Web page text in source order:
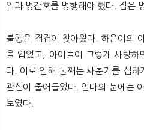
일과 병간호를 병행해야 했다. 잠은
불행은 겹겹이 찾아왔다. 하은이의
을 입었고, 아이들이 그렇게 사랑하
다. 이로 인해 둘째는 사춘기를 심
관심이 줄어들었다. 엄마의 눈에는
보였다.